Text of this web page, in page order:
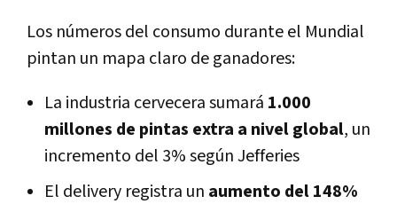
Los números del consumo durante el Mundial
pintan un mapa claro de ganadores:
La industria cervecera sumará 1.000
millones de pintas extra a nivel global, un
incremento del 3% según Jefferies
El delivery registra un aumento del 148%